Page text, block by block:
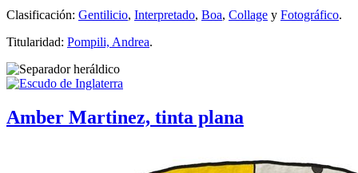
Clasificación: Gentilicio, Interpretado, Boa, Collage y Fotográfico.
Titularidad: Pompili, Andrea.
Amber Martinez, tinta plana